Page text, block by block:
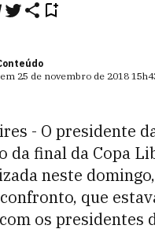
25 de novembro de 2018
- O presidente
da final da Copa
neste
que
os presidentes